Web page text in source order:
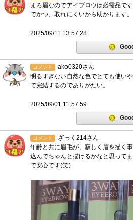
まろ眉なのでアイブロウは必需品で
でかつ、取れにくいから助かります
2025/09/11 13:57:28
コメント
ako0320さん
明るすぎない自然な色でとても使い
で完結するのでありがたい。
2025/09/01 11:57:59
コメント
ざっく214さん
年齢と共に眉毛が、寂しく眉を描く
込んでちゃんと描けるかなと思って
で安心です(笑)